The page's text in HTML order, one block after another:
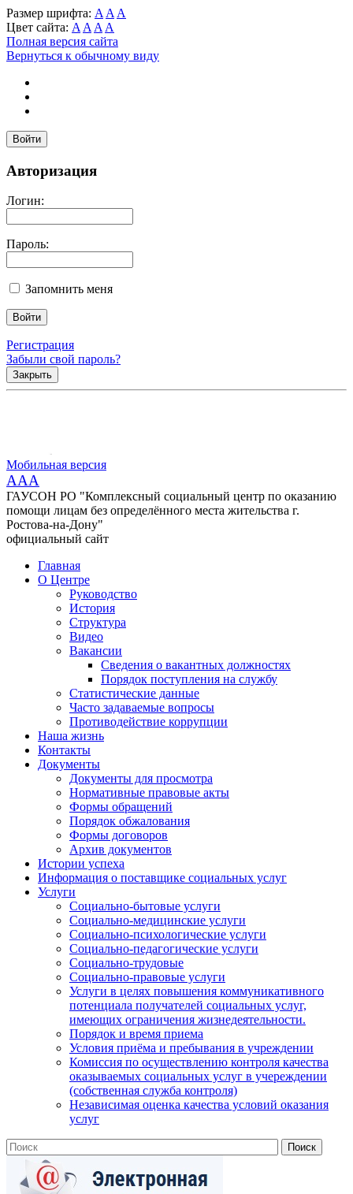
Размер шрифта: A A A
Цвет сайта: A A A A
Полная версия сайта
Вернуться к обычному виду
Войти
Авторизация
Логин:
Пароль:
Запомнить меня
Регистрация
Забыли свой пароль?
Закрыть
Мобильная версия
AAA
ГАУСОН РО "Комплексный социальный центр по оказанию
помощи лицам без определённого места жительства г.
Ростова-на-Дону"
официальный сайт
Главная
О Центре
Руководство
История
Структура
Видео
Вакансии
Сведения о вакантных должностях
Порядок поступления на службу
Статистические данные
Часто задаваемые вопросы
Противодействие коррупции
Наша жизнь
Контакты
Документы
Документы для просмотра
Нормативные правовые акты
Формы обращений
Порядок обжалования
Формы договоров
Архив документов
Истории успеха
Информация о поставщике социальных услуг
Услуги
Социально-бытовые услуги
Социально-медицинские услуги
Социально-психологические услуги
Социально-педагогические услуги
Социально-трудовые
Социально-правовые услуги
Услуги в целях повышения коммуникативного
потенциала получателей социальных услуг,
имеющих ограничения жизнедеятельности.
Порядок и время приема
Условия приёма и пребывания в учреждении
Комиссия по осуществлению контроля качества
оказываемых социальных услуг в учереждении
(собственная служба контроля)
Независимая оценка качества условий оказания
услуг